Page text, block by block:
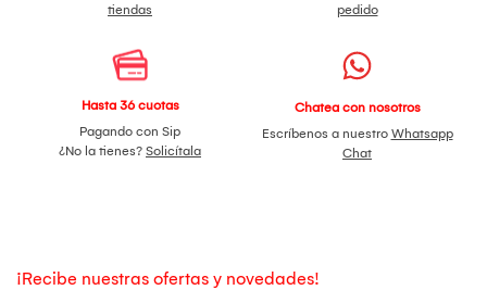
tiendas
pedido
Hasta 36 cuotas
Pagando con Sip
¿No la tienes? Solicítala
Chatea con nosotros
Escríbenos a nuestro Whatsapp
Chat
¡Recibe nuestras ofertas y novedades!